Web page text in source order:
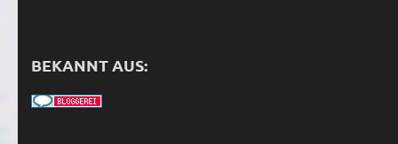
BEKANNT AUS: